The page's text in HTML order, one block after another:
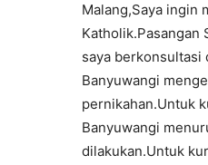
Malang,Saya ingin
Katholik.Pasangan
saya berkonsultasi
Banyuwangi
pernikahan.Untuk
Banyuwangi
dilakukan.Untuk